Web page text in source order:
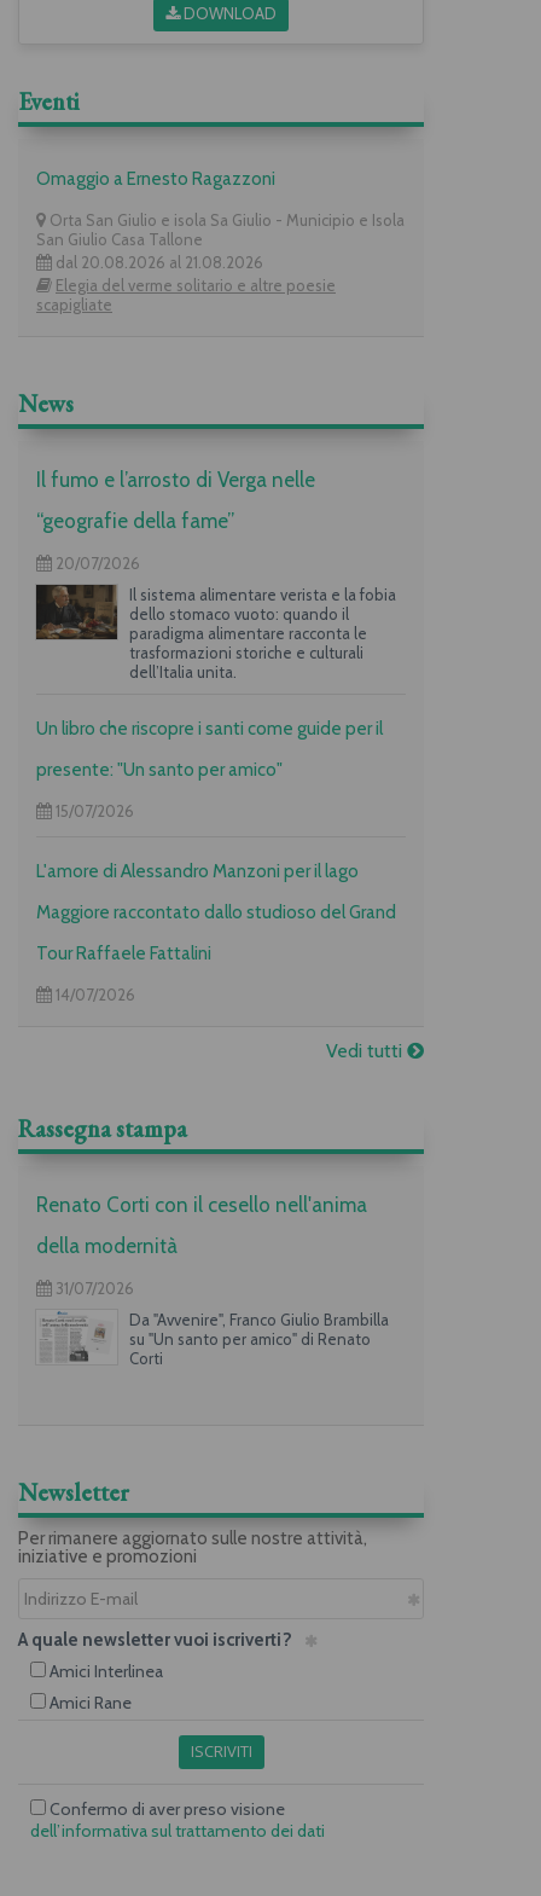
DOWNLOAD
Eventi
Omaggio a Ernesto Ragazzoni
Orta San Giulio e isola Sa Giulio - Municipio e Isola
San Giulio Casa Tallone
dal 20.08.2026 al 21.08.2026
Elegia del verme solitario e altre poesie
scapigliate
News
Il fumo e l’arrosto di Verga nelle
“geografie della fame”
20/07/2026
Il sistema alimentare verista e la fobia
dello stomaco vuoto: quando il
paradigma alimentare racconta le
trasformazioni storiche e culturali
dell’Italia unita.
Un libro che riscopre i santi come guide per il
presente: "Un santo per amico"
15/07/2026
L'amore di Alessandro Manzoni per il lago
Maggiore raccontato dallo studioso del Grand
Tour Raffaele Fattalini
14/07/2026
Vedi tutti
Rassegna stampa
Renato Corti con il cesello nell'anima
della modernità
31/07/2026
Da "Avvenire", Franco Giulio Brambilla
su "Un santo per amico" di Renato
Corti
Newsletter
Per rimanere aggiornato sulle nostre attività,
iniziative e promozioni
A quale newsletter vuoi iscriverti?
Amici Interlinea
Amici Rane
ISCRIVITI
Confermo di aver preso visione
dell’informativa sul trattamento dei dati